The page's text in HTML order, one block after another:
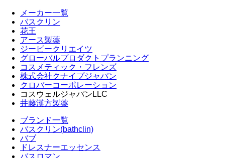
メーカー一覧
バスクリン
花王
アース製薬
ジーピークリエイツ
グローバルプロダクトプランニング
コスメティック・フレンズ
株式会社クナイプジャパン
クロバーコーポレーション
コスウェルジャパンLLC
井藤漢方製薬
ブランド一覧
バスクリン(bathclin)
バブ
ドレスナーエッセンス
バスロマン